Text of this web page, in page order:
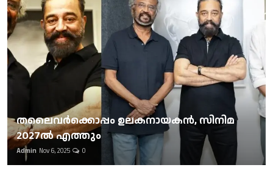
തലൈവര്‍ക്കൊപ്പം ഉലകനായകന്‍, സിനിമ
2027ല്‍ എത്തും
Admin Nov 6, 2025 0